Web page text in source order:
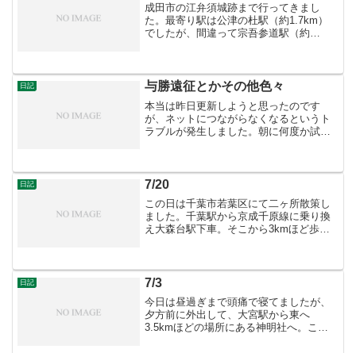
成田市の江弁須城跡まで行ってきまし
た。最寄り駅は公津の杜駅（約1.7km）
でしたが、間違って宗吾参道駅（約
した。
日記 与勝遠征とかその他色々
本当は昨日更新しようと思ったのです
が、ネットにつながらなくなるというト
ラブルが発生しました。朝に何度か試し
するはめに（アンインストー...
日記 7/20
この日は千葉市若葉区にて二ヶ所散策し
ました。千葉駅から京成千原線に乗り換
え大森台駅下車。そこから3kmほど歩き
れ桜（右）城山遠景。城山には日枝神社
があり、写真中央に鳥居...
日記 7/3
今日は昼過ぎまで頭痛で寝てましたが、
夕方前に外出して、大宮駅から東へ
3.5kmほどの場所にある神明社へ。この